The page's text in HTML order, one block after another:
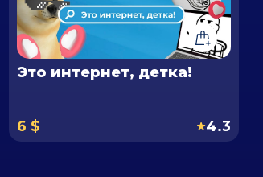
Это интернет, детка!
6 $ 4.3